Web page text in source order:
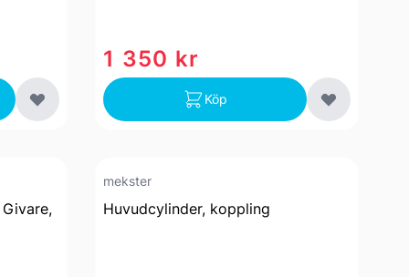
1 350 kr
Köp
mekster
Huvudcylinder, koppling